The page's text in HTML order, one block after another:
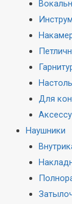
Для
Наушники